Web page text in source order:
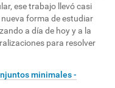
ese trabajo llevó casi
forma de estudiar
a día de hoy y a la
para resolver
minimales -